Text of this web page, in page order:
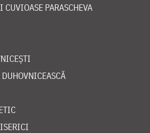
CUVIOASE PARASCHEVA